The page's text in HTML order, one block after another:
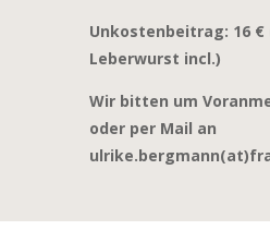
Unkostenbeitrag: 16 €
Leberwurst incl.)
Wir bitten um
oder per Mail an